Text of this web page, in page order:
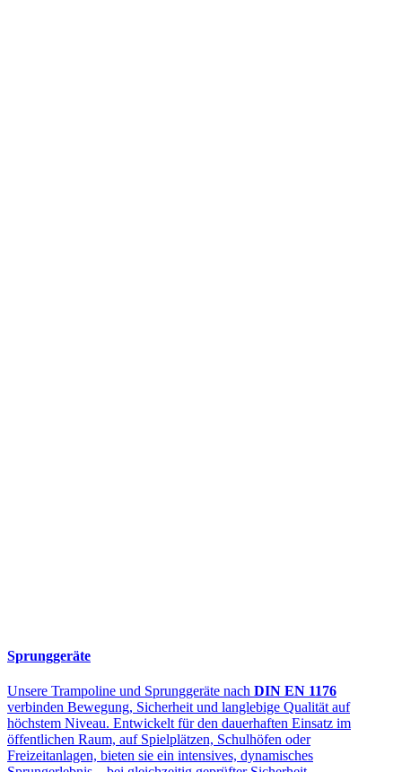
Sprunggeräte
Unsere Trampoline und Sprunggeräte nach DIN EN 1176
verbinden Bewegung, Sicherheit und langlebige Qualität auf
höchstem Niveau. Entwickelt für den dauerhaften Einsatz im
öffentlichen Raum, auf Spielplätzen, Schulhöfen oder
Freizeitanlagen, bieten sie ein intensives, dynamisches